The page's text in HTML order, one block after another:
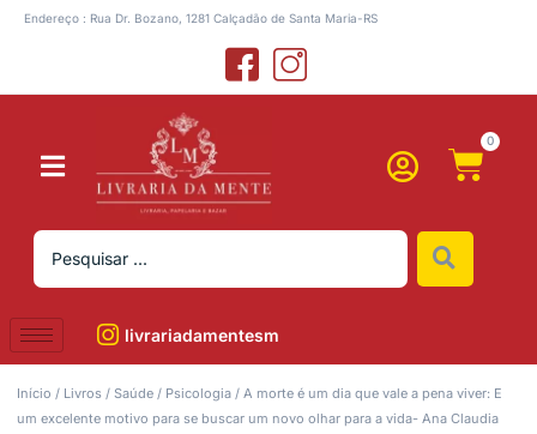
Endereço : Rua Dr. Bozano, 1281 Calçadão de Santa Maria-RS
0
livrariadamentesm
Início / Livros / Saúde / Psicologia / A morte é um dia que vale a pena viver: E
um excelente motivo para se buscar um novo olhar para a vida- Ana Claudia